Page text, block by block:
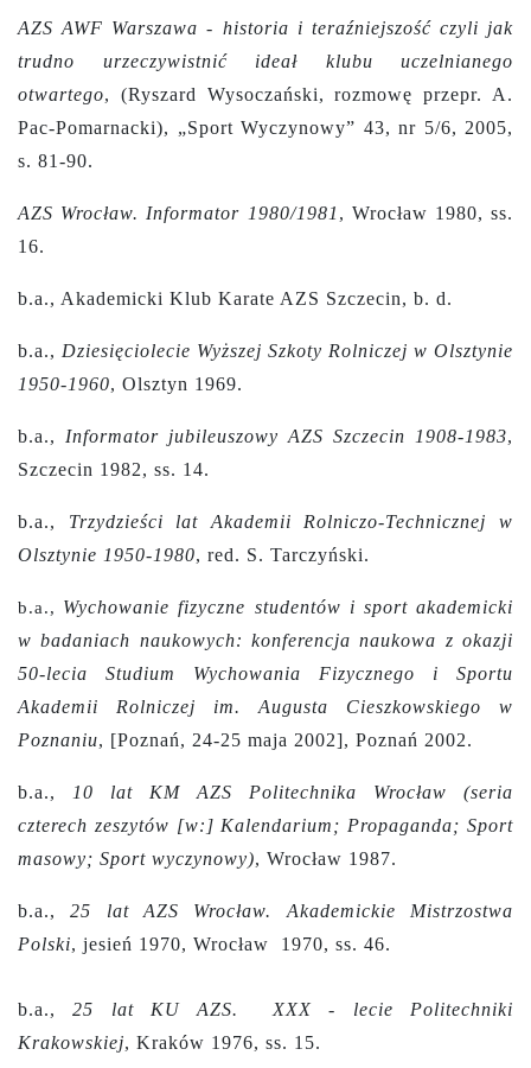
AZS AWF Warszawa - historia i teraźniejszość czyli jak
trudno urzeczywistnić ideał klubu uczelnianego
otwartego, (Ryszard Wysoczański, rozmowę przepr. A.
Pac-Pomarnacki), „Sport Wyczynowy” 43, nr 5/6, 2005,
s. 81-90.
AZS Wrocław. Informator 1980/1981 , Wrocław 1980, ss.
16.
b.a., Akademicki Klub Karate AZS Szczecin, b. d.
b.a., Dziesięciolecie Wyższej Szkoty Rolniczej w Olsztynie
1950-1960, Olsztyn 1969.
b.a., Informator jubileuszowy AZS Szczecin 1908-1983,
Szczecin 1982, ss. 14.
b.a., Trzydzieści lat Akademii Rolniczo-Technicznej w
Olsztynie 1950-1980, red. S. Tarczyński.
b.a., Wychowanie fizyczne studentów i sport akademicki
w badaniach naukowych: konferencja naukowa z okazji
50-lecia Studium Wychowania Fizycznego i Sportu
Akademii Rolniczej im. Augusta Cieszkowskiego w
Poznaniu, [Poznań, 24-25 maja 2002], Poznań 2002.
b.a.,
10 lat KM AZS Politechnika Wrocław (seria
czterech zeszytów [w:] Kalendarium; Propaganda; Sport
masowy; Sport wyczynowy), Wrocław 1987.
b.a.,25 lat AZS Wrocław. Akademickie Mistrzostwa
Polski, jesień 1970, Wrocław 1970, ss. 46.
b.a.,25 lat KU AZS. XXX - lecie Politechniki
Krakowskiej, Kraków 1976, ss. 15.